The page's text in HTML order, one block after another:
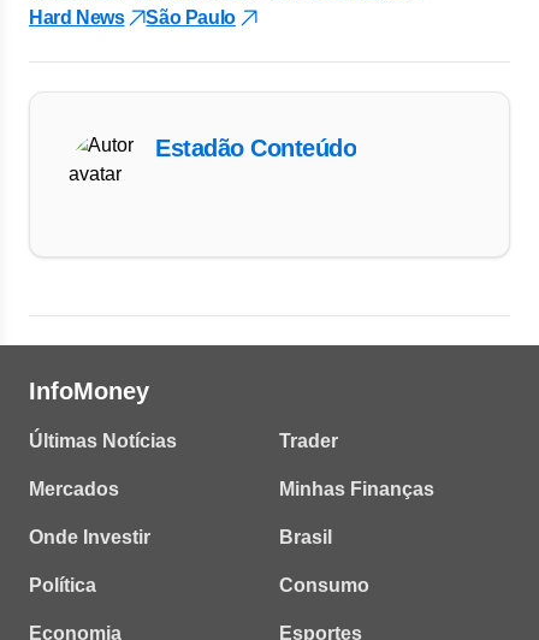
Hard News
São Paulo
Estadão Conteúdo
InfoMoney
Últimas Notícias
Mercados
Onde Investir
Política
Economia
Trader
Minhas Finanças
Brasil
Consumo
Esportes